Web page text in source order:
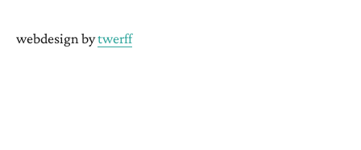
webdesign bytwerff